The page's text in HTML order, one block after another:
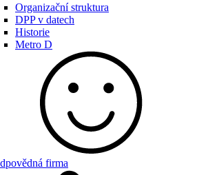
Organizační struktura
DPP v datech
Historie
Metro D
firma